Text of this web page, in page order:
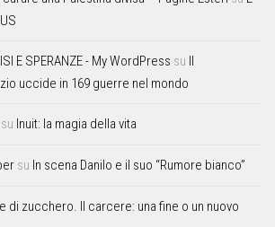
E SPERANZE - My WordPress su Il
uccide in 169 guerre nel mondo
su Inuit: la magia della vita
su In scena Danilo e il suo “Rumore bianco”
di zucchero. Il carcere: una fine o un nuovo